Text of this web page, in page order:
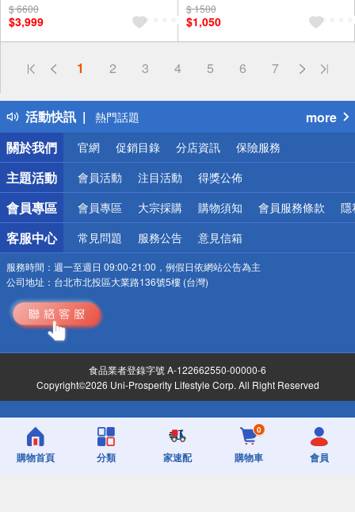
訂單滿 2000 元折抵 100元
（運費不算在 2000 元的範圍
內）
$ 6600
$3,999
訂單滿 2000 元折抵 100元
（運費不算在 2000 元的範圍
內）
$ 1500
$1,050
1 2 3 4 5 6 7
活動快訊
偏遠地區配送
得獎公告
熱門話題
銀行優惠
偏遠地區配送
詐騙網頁！請小心！
more
關於我們
官網 促銷目錄 分店資訊 保險服務
主題活動 會員活動 注目活動 得獎公佈
會員專區 會員專區 大宗採購 購物須知 會員服務條款 隱
客服中心 常見問題 服務公告 意見信箱
服務時間： 週一至週日 09:00-21:00，例假日依網站公告為主
公司地址： 台北市北投區大業路136號5樓 (台灣)
食品業者登錄字號 A-122662550-00000-6
Copyright©2026 Uni-Prosperity Lifestyle Corp. All Right Reserved
購物首頁 分類 家速配
0
購物車 會員